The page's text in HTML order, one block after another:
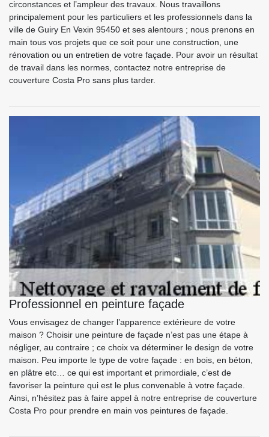
circonstances et l’ampleur des travaux. Nous travaillons
principalement pour les particuliers et les professionnels dans la
ville de Guiry En Vexin 95450 et ses alentours ; nous prenons en
main tous vos projets que ce soit pour une construction, une
rénovation ou un entretien de votre façade. Pour avoir un résultat
de travail dans les normes, contactez notre entreprise de
couverture Costa Pro sans plus tarder.
Professionnel en peinture façade
Vous envisagez de changer l’apparence extérieure de votre
maison ? Choisir une peinture de façade n’est pas une étape à
négliger, au contraire ; ce choix va déterminer le design de votre
maison. Peu importe le type de votre façade : en bois, en béton,
en plâtre etc… ce qui est important et primordiale, c’est de
favoriser la peinture qui est le plus convenable à votre façade.
Ainsi, n’hésitez pas à faire appel à notre entreprise de couverture
Costa Pro pour prendre en main vos peintures de façade.